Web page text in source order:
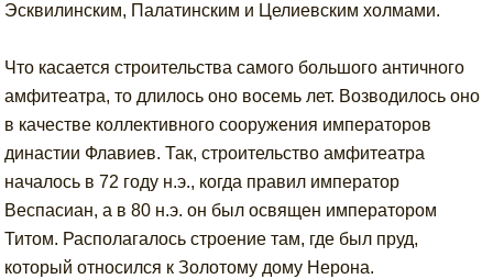
Эсквилинским, Палатинским и Целиевским холмами.
Что касается строительства самого большого античного
амфитеатра, то длилось оно восемь лет. Возводилось оно
в качестве коллективного сооружения императоров
династии Флавиев. Так, строительство амфитеатра
началось в 72 году н.э., когда правил император
Веспасиан, а в 80 н.э. он был освящен императором
Титом. Располагалось строение там, где был пруд,
который относился к Золотому дому Нерона.